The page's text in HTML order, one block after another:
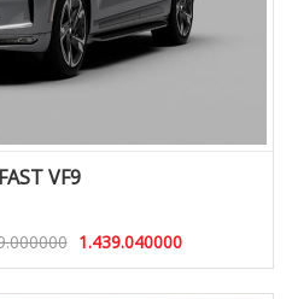
VF9
1.439.040000